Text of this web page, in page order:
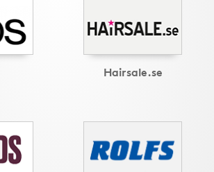
Hairsale.se